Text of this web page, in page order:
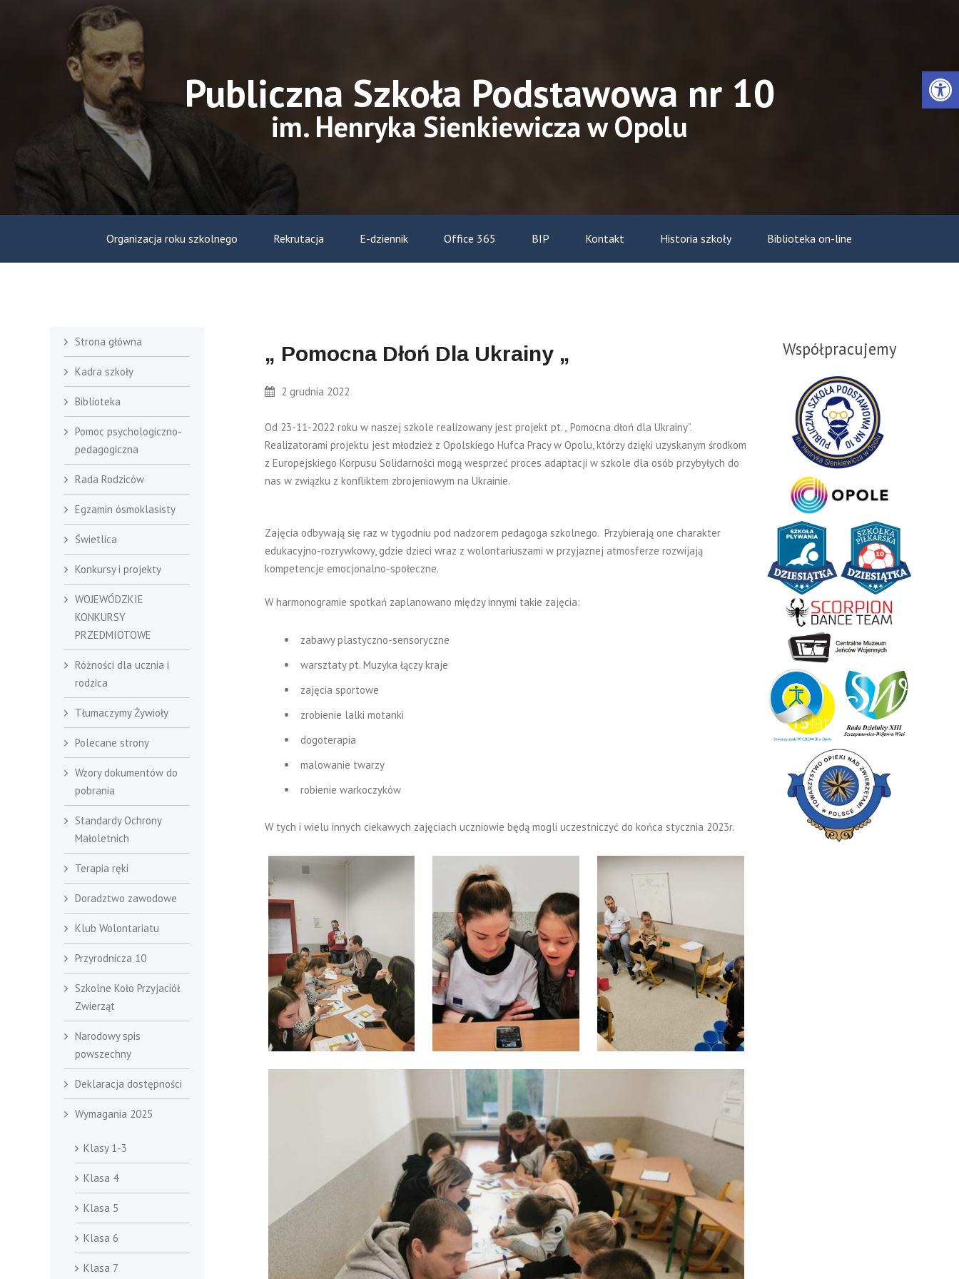
Publiczna Szkoła Podstawowa nr 10
im. Henryka Sienkiewicza w Opolu
Organizacja roku szkolnego Rekrutacja E-dziennik Office 365 BIP Kontakt Historia szkoły Biblioteka on-line
Strona główna
Kadra szkoły
Biblioteka
Pomoc psychologiczno-
pedagogiczna
Rada Rodziców
Egzamin ósmoklasisty
Świetlica
Konkursy i projekty
WOJEWÓDZKIE
KONKURSY
PRZEDMIOTOWE
Różności dla ucznia i
rodzica
Tłumaczymy Żywioły
Polecane strony
Wzory dokumentów do
pobrania
Standardy Ochrony
Małoletnich
Terapia ręki
Doradztwo zawodowe
Klub Wolontariatu
Przyrodnicza 10
Szkolne Koło Przyjaciół
Zwierząt
Narodowy spis
powszechny
Deklaracja dostępności
Wymagania 2025
Klasy 1-3
Klasa 4
Klasa 5
Klasa 6
Klasa 7
„ Pomocna Dłoń Dla Ukrainy „
2 grudnia 2022
Od 23-11-2022 roku w naszej szkole realizowany jest projekt pt. „ Pomocna dłoń dla Ukrainy”.
Realizatorami projektu jest młodzież z Opolskiego Hufca Pracy w Opolu, którzy dzięki uzyskanym środkom
z Europejskiego Korpusu Solidarności mogą wesprzeć proces adaptacji w szkole dla osób przybyłych do
nas w związku z konfliktem zbrojeniowym na Ukrainie.
Zajęcia odbywają się raz w tygodniu pod nadzorem pedagoga szkolnego. Przybierają one charakter
edukacyjno-rozrywkowy, gdzie dzieci wraz z wolontariuszami w przyjaznej atmosferze rozwijają
kompetencje emocjonalno-społeczne.
W harmonogramie spotkań zaplanowano między innymi takie zajęcia:
zabawy plastyczno-sensoryczne
warsztaty pt. Muzyka łączy kraje
zajęcia sportowe
zrobienie lalki motanki
dogoterapia
malowanie twarzy
robienie warkoczyków
W tych i wielu innych ciekawych zajęciach uczniowie będą mogli uczestniczyć do końca stycznia 2023r.
Współpracujemy